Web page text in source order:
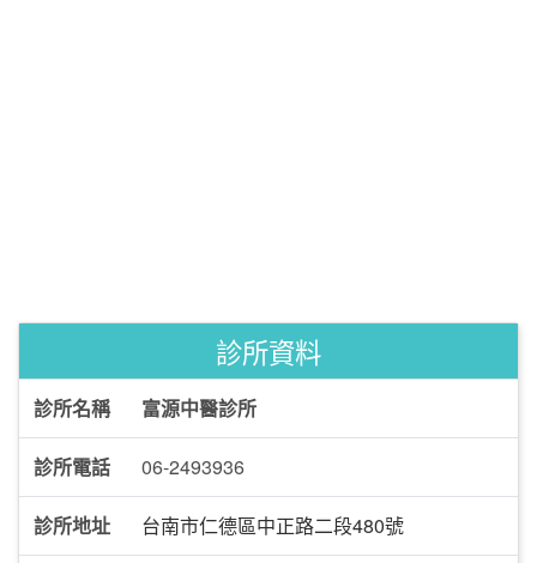
診所資料
診所名稱 富源中醫診所
診所電話 06-2493936
診所地址 台南市仁德區中正路二段480號